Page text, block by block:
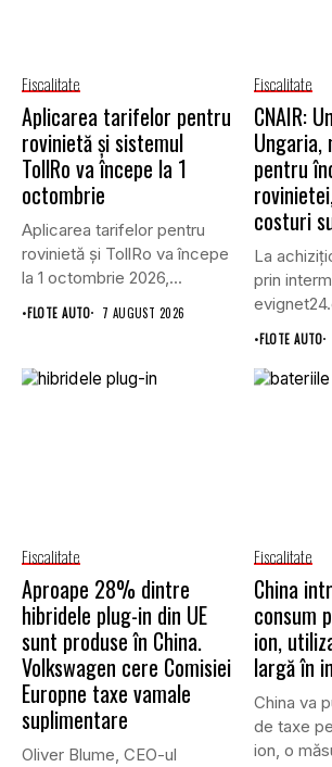
Fiscalitate
Aplicarea tarifelor pentru
rovinietă și sistemul
TollRo va începe la 1
octombrie
Aplicarea tarifelor pentru
rovinietă și TollRo va începe
la 1 octombrie 2026,...
•FLOTE AUTO 7 AUGUST 2026
Fiscalitate
CNAIR:
Ungaria,
pentru
costuri
La
prin
Enternova
•FLOTE AUTO
Fiscalitate
Aproape 28% dintre
hibridele plug-in din UE
sunt produse în China.
Volkswagen cere Comisiei
Europne taxe vamale
suplimentare
Oliver Blume, CEO-ul
Fiscalitate
China
consum
ion,
largă în
China va
de taxe
ion, o